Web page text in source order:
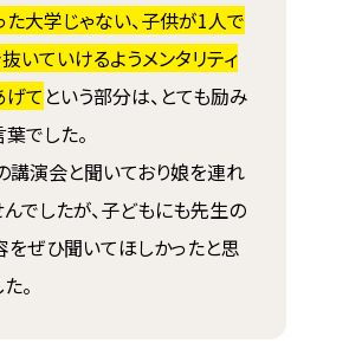
大学じゃない、子供が1人で
いていけるようメンタリティ
げて という部分は、とても励み
でした。
講演会と聞いており娘を連れ
でしたが、子どもにも先生の
をぜひ聞いてほしかったと思
。